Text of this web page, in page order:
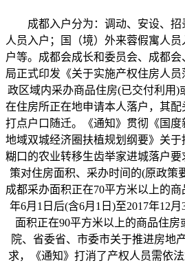
成都入户分为：调动、安设、招
人员入户；国（境）外来蓉假寓人
户等。成都会成长和委员会、成都
局正式印发《关于实施产权住房人
政区域内采办商品住房(已交付利用)
在住房所正在地申请本人落户，其
打点户口随迁。《通知》贯彻《国
地域双城经济圈扶植规划纲要》关
糊口的农业转移生齿举家进城落户
策对住房面积、采办时间的(原政策
成都采办面积正在70平方米以上的
年6月1日后(含6月1日)至2017年12
面积正在90平方米以上的商品住
院、省委省、市委市关于推进房地
求，《通知》打消了产权人员需依